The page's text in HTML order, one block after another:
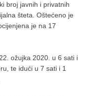
broj javnih i privatnih
šteta. Oštećeno je
je na 17
ožujka 2020. u 6 sati i
te idući u 7 sati i 1